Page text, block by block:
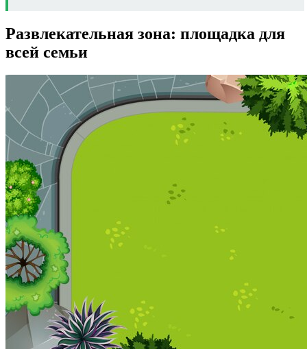
Развлекательная зона: площадка для
всей семьи